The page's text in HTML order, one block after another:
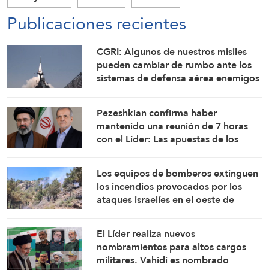
Publicaciones recientes
CGRI: Algunos de nuestros misiles
pueden cambiar de rumbo ante los
sistemas de defensa aérea enemigos
Pezeshkian confirma haber
mantenido una reunión de 7 horas
con el Líder: Las apuestas de los
Los equipos de bomberos extinguen
los incendios provocados por los
ataques israelíes en el oeste de
El Líder realiza nuevos
nombramientos para altos cargos
militares. Vahidi es nombrado